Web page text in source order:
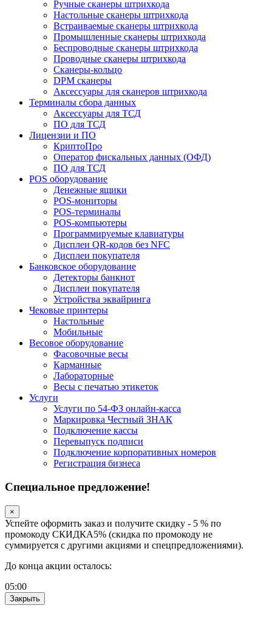
Ручные сканеры штрихкода
Настольные сканеры штрихкода
Встраиваемые сканеры штрихкода
Промышленные сканеры штрихкода
Беспроводные сканеры штрихкода
Проводные сканеры штрихкода
Сканеры-кольцо
DPM сканеры
Аксессуары для сканеров штрихкода
Терминалы сбора данных
Аксессуары для ТСД
ПО для ТСД
Лицензии и ПО
КриптоПро
Оператор фискальных данных (ОФД)
ПО для ТСД
POS оборудование
Денежные ящики
POS-мониторы
POS-терминалы
POS-компьютеры
Программируемые клавиатуры
Дисплеи QR-кодов без NFC
Дисплеи покупателя
Банковское оборудование
Детекторы банкнот
Дисплеи покупателя
Устройства эквайринга
Чековые принтеры
Настольные
Мобильные
Весовое оборудование
Фасовочные весы
Карманные
Лабораторные
Весы с печатью этикеток
Услуги
Услуги по 54-ФЗ онлайн-касса
Маркировка Честный ЗНАК
Подключение кассы
Перевыпуск подписи
Подключение корпоративных номеров
Регистрация бизнеса
Специальное предложение!
×
Успейте оформить заказ и получите скидку - 5 % по
промокоду СКИДКА5% (скидка по промокоду не
суммируется с другими акциями и спецпредложениями).
До конца акции осталось:
05:00
Закрыть